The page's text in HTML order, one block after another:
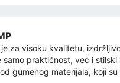
za visoku kvalitetu,
praktičnost, već i
gumenog materijala, koji